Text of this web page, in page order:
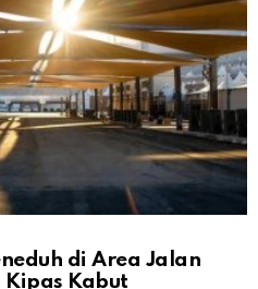
di Area Jalan
Kipas Kabut